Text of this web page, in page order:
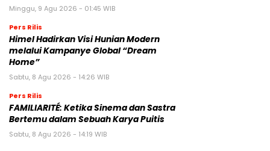
Minggu, 9 Agu 2026 - 01:45 WIB
Pers Rilis
Himel Hadirkan Visi Hunian Modern
melalui Kampanye Global “Dream
Home”
Sabtu, 8 Agu 2026 - 14:26 WIB
Pers Rilis
FAMILIARITÉ: Ketika Sinema dan Sastra
Bertemu dalam Sebuah Karya Puitis
Sabtu, 8 Agu 2026 - 14:19 WIB